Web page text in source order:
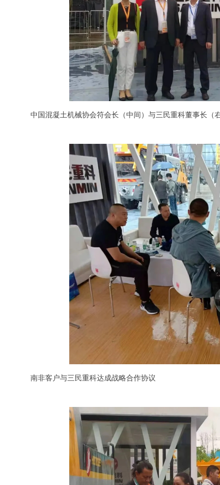
中国混凝土机械协会符会长（中间）与三民重科董事长（
南非客户与三民重科达成战略合作协议